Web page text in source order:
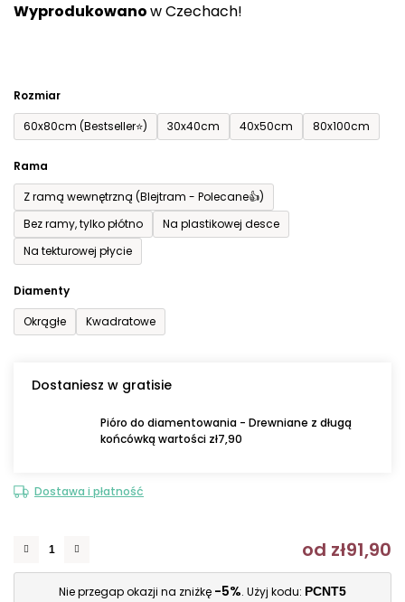
Wyprodukowanow Czechach!
Rozmiar
60x80cm (Bestseller⭐)
30x40cm 40x50cm 80x100cm
Rama
Z ramą wewnętrzną (Blejtram - Polecane👍)
Bez ramy, tylko płótno
Na plastikowej desce
Na tekturowej płycie
Diamenty
Okrągłe
Kwadratowe
Dostaniesz w gratisie
Pióro do diamentowania - Drewniane z długą
końcówką wartości zł7,90
Dostawa i płatność
od zł91,90
Nie przegap okazji na zniżkę -5%. Użyj kodu: PCNT5